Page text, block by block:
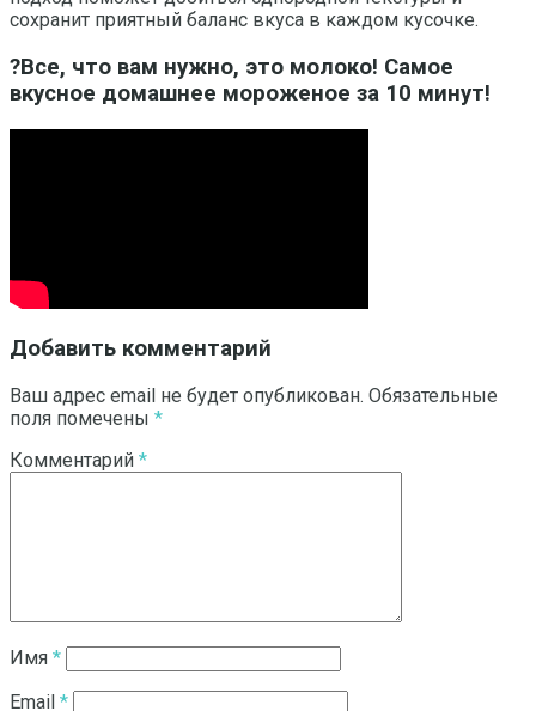
сохранит приятный баланс вкуса в каждом кусочке.
?Все, что вам нужно, это молоко! Самое
вкусное домашнее мороженое за 10 минут!
Добавить комментарий
Ваш адрес email не будет опубликован. Обязательные
поля помечены *
Комментарий *
Имя *
Email *